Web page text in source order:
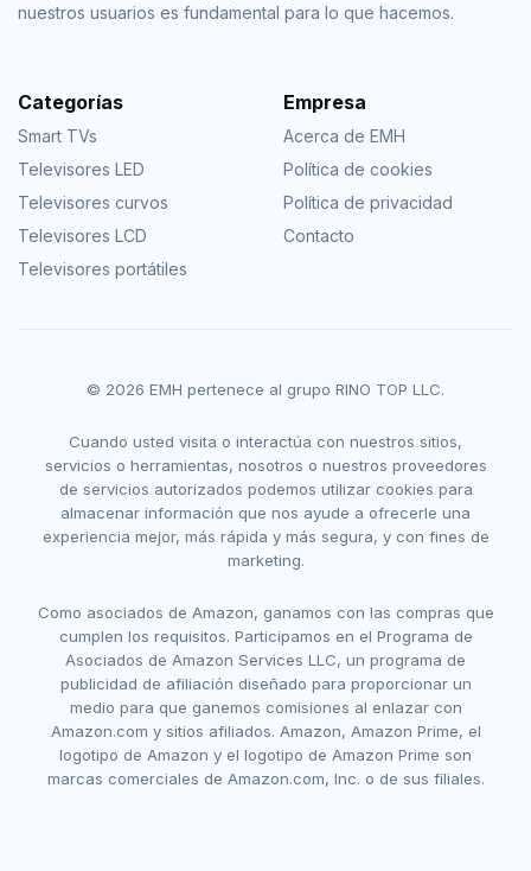
nuestros usuarios es fundamental para lo que hacemos.
Categorías
Smart TVs
Televisores LED
Televisores curvos
Televisores LCD
Televisores portátiles
Empresa
Acerca de EMH
Política de cookies
Política de privacidad
Contacto
© 2026 EMH pertenece al grupo RINO TOP LLC.
Cuando usted visita o interactúa con nuestros sitios,
servicios o herramientas, nosotros o nuestros proveedores
de servicios autorizados podemos utilizar cookies para
almacenar información que nos ayude a ofrecerle una
experiencia mejor, más rápida y más segura, y con fines de
marketing.
Como asociados de Amazon, ganamos con las compras que
cumplen los requisitos. Participamos en el Programa de
Asociados de Amazon Services LLC, un programa de
publicidad de afiliación diseñado para proporcionar un
medio para que ganemos comisiones al enlazar con
Amazon.com y sitios afiliados. Amazon, Amazon Prime, el
logotipo de Amazon y el logotipo de Amazon Prime son
marcas comerciales de Amazon.com, Inc. o de sus filiales.